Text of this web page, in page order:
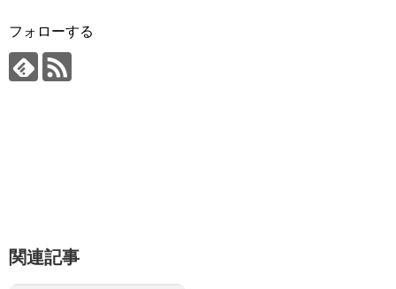
フォローする
関連記事